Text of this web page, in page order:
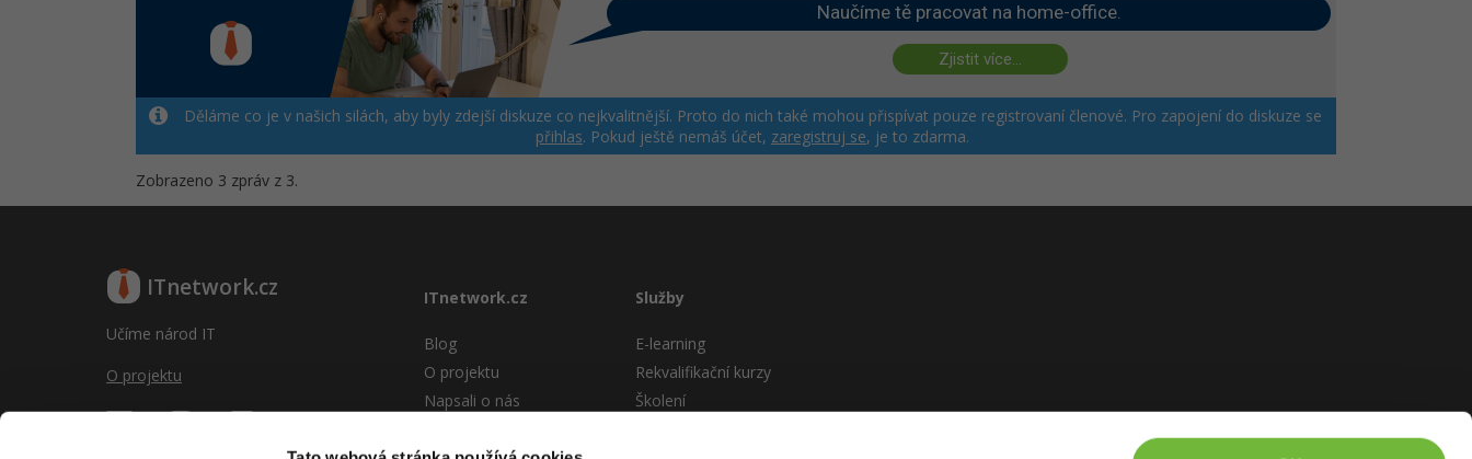
Naučíme tě pracovat na home-office.
Zjistit více...
Děláme co je v našich silách, aby byly zdejší diskuze co nejkvalitnější. Proto do nich také mohou přispívat pouze registrovaní členové. Pro zapojení do diskuze se
přihlas. Pokud ještě nemáš účet, zaregistruj se, je to zdarma.
Zobrazeno 3 zpráv z 3.
ITnetwork.cz
Učíme národ IT
O projektu
ITnetwork.cz
Blog
O projektu
Napsali o nás
Služby
E-learning
Rekvalifikační kurzy
Školení